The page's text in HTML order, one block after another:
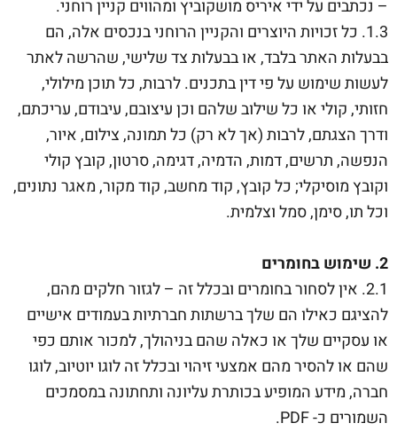
– נכתבים על ידי איריס מושקוביץ ומהווים קניין רוחני.
1.3. כל זכויות היוצרים והקניין הרוחני בנכסים אלה, הם
בבעלות האתר בלבד, או בבעלות צד שלישי, שהרשה לאתר
לעשות שימוש על פי דין בתכנים. לרבות, כל תוכן מילולי,
חזותי, קולי או כל שילוב שלהם וכן עיצובם, עיבודם, עריכתם,
ודרך הצגתם, לרבות (אך לא רק) כל תמונה, צילום, איור,
הנפשה, תרשים, דמות, הדמיה, דגימה, סרטון, קובץ קולי
וקובץ מוסיקלי; כל קובץ, קוד מחשב, קוד מקור, מאגר נתונים,
וכל תו, סימן, סמל וצלמית.
2. שימוש בחומרים
2.1. אין לסחור בחומרים ובכלל זה – לגזור חלקים מהם,
להציגם כאילו הם שלך ברשתות חברתיות בעמודים אישיים
או עסקיים שלך או כאלה שהם בניהולך, למכור אותם כפי
שהם או להסיר מהם אמצעי זיהוי ובכלל זה לוגו יוטיוב, לוגו
חברה, מידע המופיע בכותרת עליונה ותחתונה במסמכים
השמורים כ- PDF.